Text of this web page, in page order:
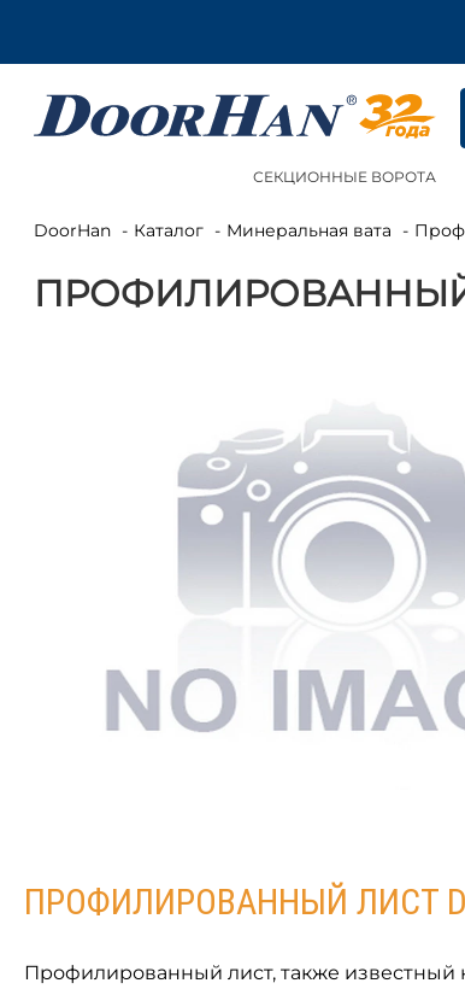
СЕКЦИОННЫЕ ВОРОТА
DoorHan Каталог Минеральная вата
ПРОФИЛИРОВАННЫЙ ЛИСТ
Профилированный лист, также известный